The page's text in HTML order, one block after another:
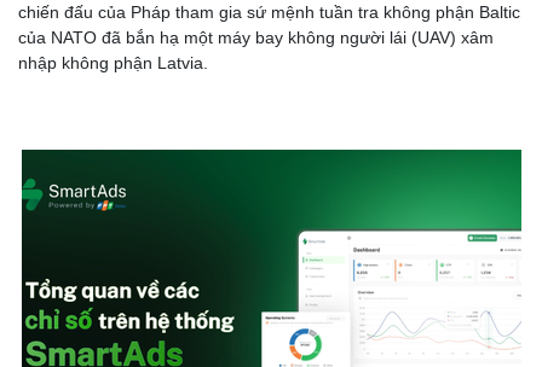
chiến đấu của Pháp tham gia sứ mệnh tuần tra không phận Baltic
của NATO đã bắn hạ một máy bay không người lái (UAV) xâm
nhập không phận Latvia.